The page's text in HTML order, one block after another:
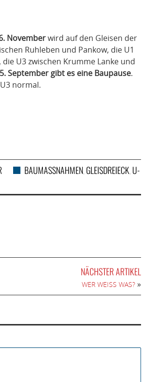
Novemberwird auf den Gleisen der
Ruhleben und Pankow, die U1
U3 zwischen Krumme Lanke und
September gibt es eine Baupause.
normal.
BAUMASSNAHMEN , GLEISDREIECK, U-
NÄCHSTER ARTIKEL
WER WEISS WAS? »